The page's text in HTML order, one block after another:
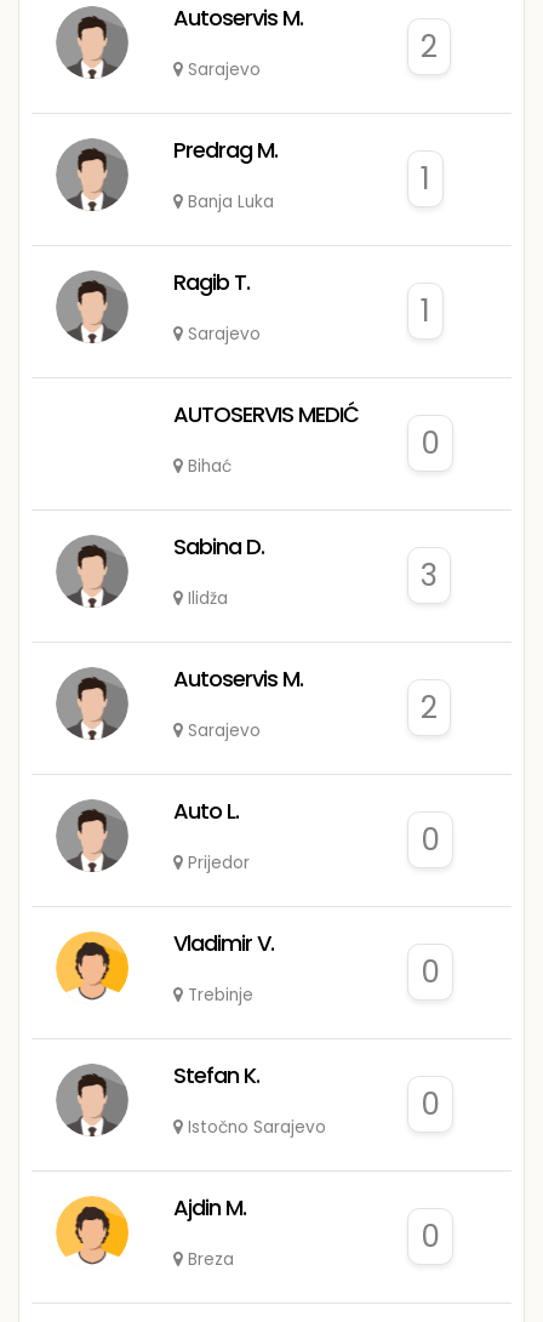
Autoservis M.
Sarajevo
2
Predrag M.
Banja Luka
1
Ragib T.
Sarajevo
1
AUTOSERVIS MEDIĆ
Bihać
0
Sabina D.
Ilidža
3
Autoservis M.
Sarajevo
2
Auto L.
Prijedor
0
Vladimir V.
Trebinje
0
Stefan K.
Istočno Sarajevo
0
Ajdin M.
Breza
0